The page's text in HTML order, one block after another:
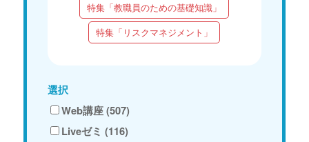
特集「教職員のための基礎知識」
特集「リスクマネジメント」
選択
Web講座 (507)
Liveゼミ (116)